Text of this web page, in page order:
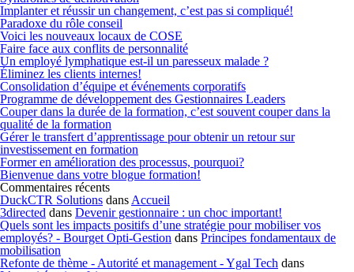
Implanter et réussir un changement, c’est pas si compliqué!
Paradoxe du rôle conseil
Voici les nouveaux locaux de COSE
Faire face aux conflits de personnalité
Un employé lymphatique est-il un paresseux malade ?
Éliminez les clients internes!
Consolidation d’équipe et événements corporatifs
Programme de développement des Gestionnaires Leaders
Couper dans la durée de la formation, c’est souvent couper dans la
qualité de la formation
Gérer le transfert d’apprentissage pour obtenir un retour sur
investissement en formation
Former en amélioration des processus, pourquoi?
Bienvenue dans votre blogue formation!
Commentaires récents
DuckCTR Solutions dans Accueil
3directed dans Devenir gestionnaire : un choc important!
Quels sont les impacts positifs d’une stratégie pour mobiliser vos
employés? - Bourget Opti-Gestion dans Principes fondamentaux de
mobilisation
Refonte de thème - Autorité et management - Ygal Tech dans